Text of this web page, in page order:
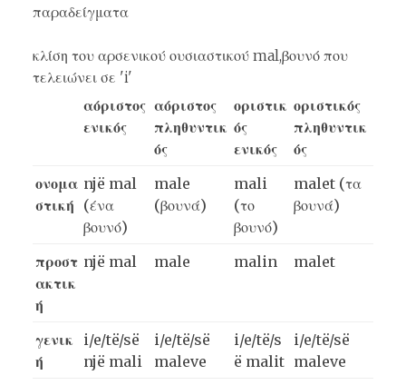
παραδείγματα
κλίση του αρσενικού ουσιαστικού mal,βουνό που
τελειώνει σε 'i'
αόριστος
ενικός
αόριστος
πληθυντικ
ός
οριστικ
ός
ενικός
οριστικός
πληθυντικ
ός
ονομα
στική
një mal
(ένα
βουνό)
male
(βουνά)
mali
(το
βουνό)
malet (τα
βουνά)
προστ
ακτικ
ή
një mal male malin malet
γενικ
ή
i/e/të/së
një mali
i/e/të/së
maleve
i/e/të/s
ë malit
i/e/të/së
maleve